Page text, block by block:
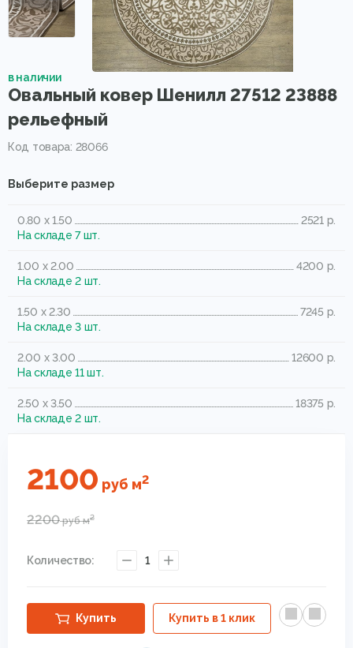
в наличии
Овальный ковер Шенилл 27512 23888
рельефный
Код товара: 28066
Выберите размер
0.80 x 1.50
2521 р.
На складе 7 шт.
1.00 x 2.00
4200 р.
На складе 2 шт.
1.50 x 2.30
7245 р.
На складе 3 шт.
2.00 x 3.00
12600 р.
На складе 11 шт.
2.50 x 3.50
18375 р.
На складе 2 шт.
2100 руб м2
2200рубм2
Количество: 1
Купить Купить в 1 клик